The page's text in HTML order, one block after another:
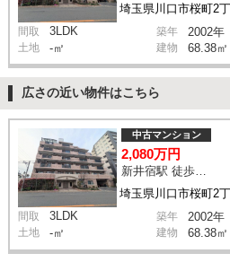
埼玉県川口市桜町2
間取 3LDK 築年 2002年
土地 -㎡ 建物 68.38㎡
広さの近い物件はこちら
埼玉県川口市桜町2
中古マンション
2,080万円
新井宿駅 徒歩10分
間取 3LDK 築年 2002年
土地 -㎡ 建物 68.38㎡